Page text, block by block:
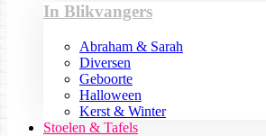
In Blikvangers
Abraham & Sarah
Diversen
Geboorte
Halloween
Kerst & Winter
Stoelen & Tafels